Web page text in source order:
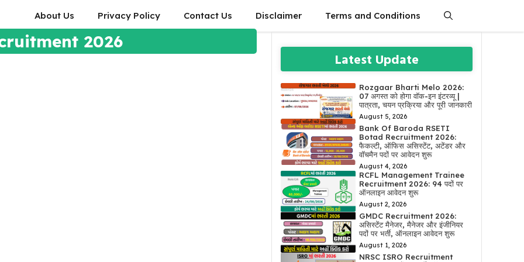
About Us Privacy Policy Contact Us Disclaimer Terms and Conditions
2026
Latest Update
Rozgaar Bharti Melo 2026:
07 अगस्त को होगा वॉक-इन इंटरव्यू |
पात्रता, चयन प्रक्रिया और पूरी जानकारी
August 5, 2026
Bank Of Baroda RSETI
Botad Recruitment 2026:
फैकल्टी, ऑफिस असिस्टेंट, अटेंडर और
वॉचमैन पदों पर आवेदन शुरू
August 4, 2026
RCFL Management Trainee
Recruitment 2026: 94 पदों पर
ऑनलाइन आवेदन शुरू
August 2, 2026
GMDC Recruitment 2026:
असिस्टेंट मैनेजर, मैनेजर और इंजीनियर
पदों पर भर्ती, ऑनलाइन आवेदन शुरू
August 1, 2026
NRSC ISRO Recruitment